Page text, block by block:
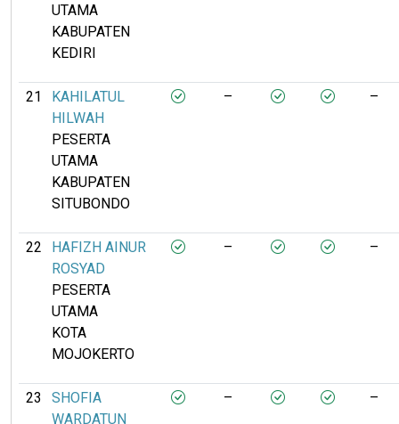
UTAMA
KABUPATEN
KEDIRI
21
KAHILATUL
HILWAH
PESERTA
UTAMA
KABUPATEN
SITUBONDO
– –
22
HAFIZH AINUR
ROSYAD
PESERTA
UTAMA
KOTA
MOJOKERTO
– –
23
SHOFIA
WARDATUN
– –